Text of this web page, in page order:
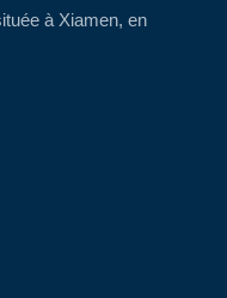
à Xiamen, en